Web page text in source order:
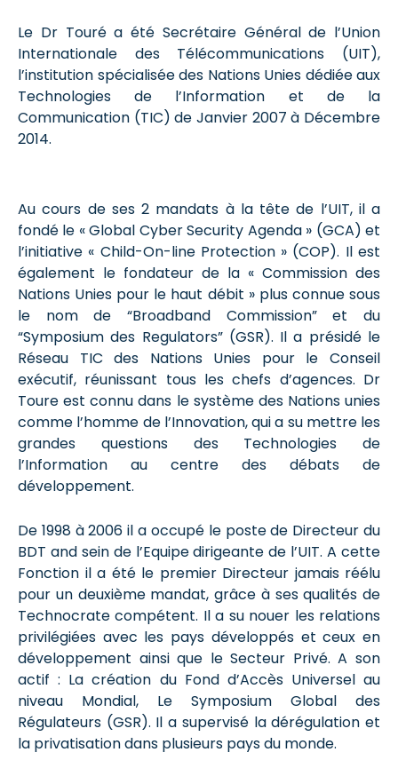
Le Dr Touré a été Secrétaire Général de l’Union
Internationale des Télécommunications (UIT),
l’institution spécialisée des Nations Unies dédiée aux
Technologies de l’Information et de la
Communication (TIC) de Janvier 2007 à Décembre
2014.
Au cours de ses 2 mandats à la tête de l’UIT, il a
fondé le « Global Cyber ​​Security Agenda » (GCA) et
l’initiative « Child-On-line Protection » (COP). Il est
également le fondateur de la « Commission des
Nations Unies pour le haut débit » plus connue sous
le nom de “Broadband Commission” et du
“Symposium des Regulators” (GSR). Il a présidé le
Réseau TIC des Nations Unies pour le Conseil
exécutif, réunissant tous les chefs d’agences. Dr
Toure est connu dans le système des Nations unies
comme l’homme de l’Innovation, qui a su mettre les
grandes questions des Technologies de
l’Information au centre des débats de
développement.
De 1998 à 2006 il a occupé le poste de Directeur du
BDT and sein de l’Equipe dirigeante de l’UIT. A cette
Fonction il a été le premier Directeur jamais réélu
pour un deuxième mandat, grâce à ses qualités de
Technocrate compétent. Il a su nouer les relations
privilégiées avec les pays développés et ceux en
développement ainsi que le Secteur Privé. A son
actif : La création du Fond d’Accès Universel au
niveau Mondial, Le Symposium Global des
Régulateurs (GSR). Il a supervisé la dérégulation et
la privatisation dans plusieurs pays du monde.